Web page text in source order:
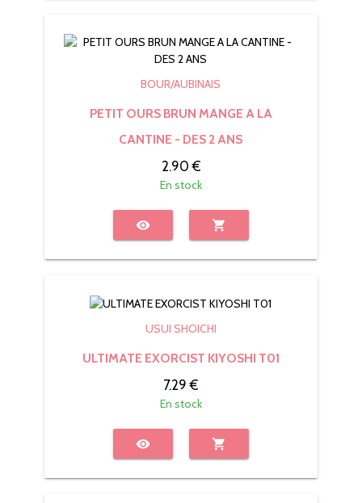
BOUR/AUBINAIS
PETIT OURS BRUN MANGE A LA
CANTINE - DES 2 ANS
2.90 €
En stock
visibility shopping_cart
USUI SHOICHI
ULTIMATE EXORCIST KIYOSHI T01
7.29 €
En stock
visibility shopping_cart